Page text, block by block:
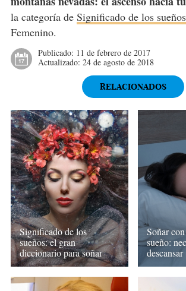
la categoría de Significado de los sueños
Femenino.
Publicado: 11 de febrero de 2017
Actualizado: 24 de agosto de 2018
RELACIONADOS
Significado de los
sueños: el gran
diccionario para soñar
Soñar
sueño:
descansar